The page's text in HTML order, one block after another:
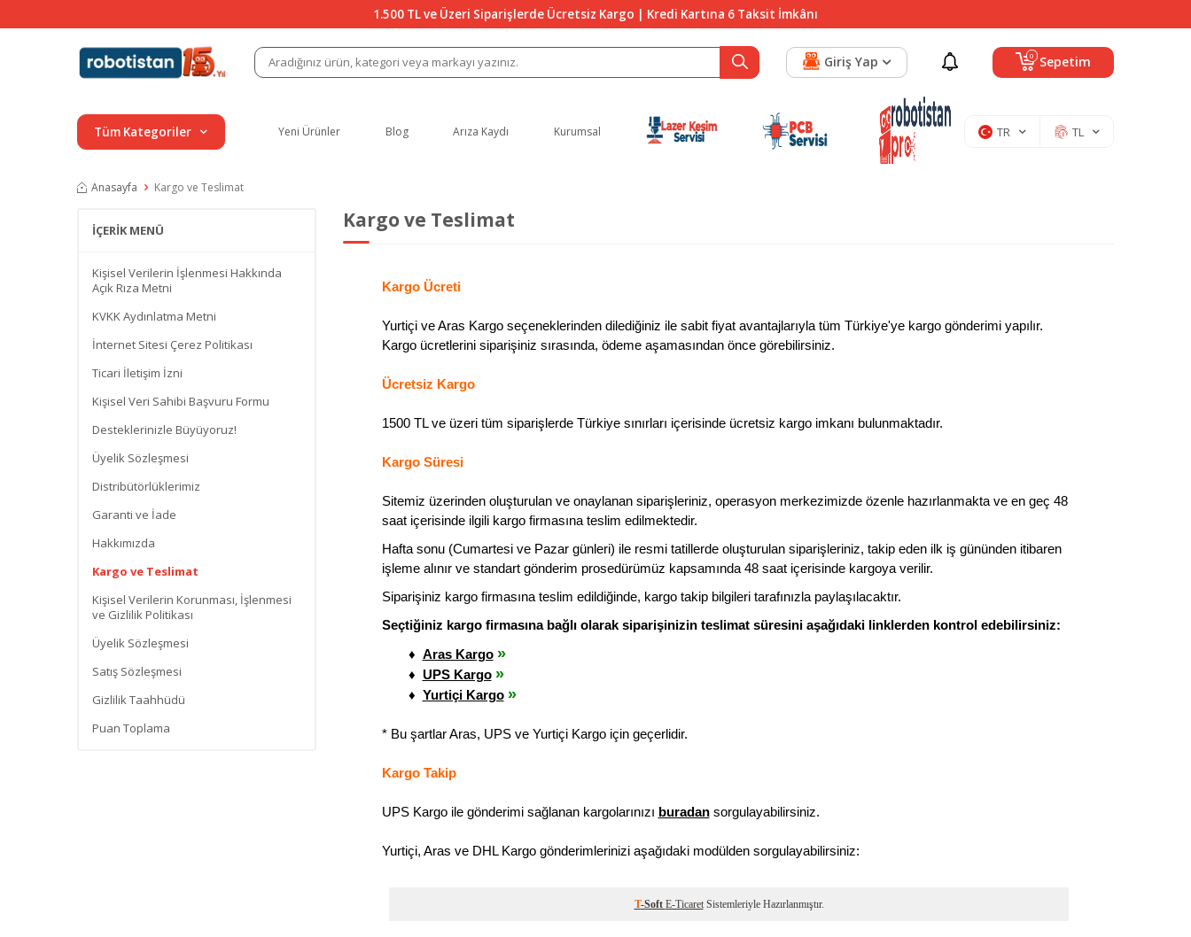
1.500 TL ve Üzeri Siparişlerde Ücretsiz Kargo | Kredi Kartına 6 Taksit İmkânı
0 Sepetim
Giriş Yap
Tüm Kategoriler Yeni Ürünler Blog Arıza Kaydı Kurumsal TR TL
Anasayfa Kargo ve Teslimat
İÇERIK MENÜ
Kişisel Verilerin İşlenmesi Hakkında
Açık Rıza Metni
KVKK Aydınlatma Metni
İnternet Sitesi Çerez Politikası
Ticari İletişim İzni
Kişisel Veri Sahibi Başvuru Formu
Desteklerinizle Büyüyoruz!
Üyelik Sözleşmesi
Distribütörlüklerimiz
Garanti ve İade
Hakkımızda
Kargo ve Teslimat
Kişisel Verilerin Korunması, İşlenmesi
ve Gizlilik Politikası
Üyelik Sözleşmesi
Satış Sözleşmesi
Gizlilik Taahhüdü
Puan Toplama
Kargo ve Teslimat
Kargo Ücreti
Yurtiçi ve Aras Kargo seçeneklerinden dilediğiniz ile sabit fiyat avantajlarıyla tüm Türkiye'ye kargo gönderimi yapılır.
Kargo ücretlerini siparişiniz sırasında, ödeme aşamasından önce görebilirsiniz.
Ücretsiz Kargo
1500 TL ve üzeri tüm siparişlerde Türkiye sınırları içerisinde ücretsiz kargo imkanı bulunmaktadır.
Kargo Süresi
Sitemiz üzerinden oluşturulan ve onaylanan siparişleriniz, operasyon merkezimizde özenle hazırlanmakta ve en geç 48
saat içerisinde ilgili kargo firmasına teslim edilmektedir.
Hafta sonu (Cumartesi ve Pazar günleri) ile resmi tatillerde oluşturulan siparişleriniz, takip eden ilk iş gününden itibaren
işleme alınır ve standart gönderim prosedürümüz kapsamında 48 saat içerisinde kargoya verilir.
Siparişiniz kargo firmasına teslim edildiğinde, kargo takip bilgileri tarafınızla paylaşılacaktır.
Seçtiğiniz kargo firmasına bağlı olarak siparişinizin teslimat süresini aşağıdaki linklerden kontrol edebilirsiniz:
♦ Aras Kargo »
♦ UPS Kargo »
♦ Yurtiçi Kargo »
* Bu şartlar Aras, UPS ve Yurtiçi Kargo için geçerlidir.
Kargo Takip
UPS Kargo ile gönderimi sağlanan kargolarınızı buradansorgulayabilirsiniz.
Yurtiçi, Aras ve DHL Kargo gönderimlerinizi aşağıdaki modülden sorgulayabilirsiniz: